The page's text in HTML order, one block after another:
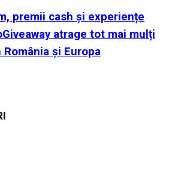
premii cash și experiențe
atrage tot mai mulți
și Europa